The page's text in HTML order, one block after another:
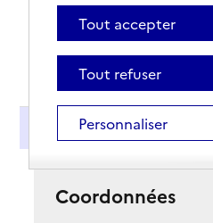
Présentation
Coordonnées
Tout accepter
Tout refuser
Personnaliser